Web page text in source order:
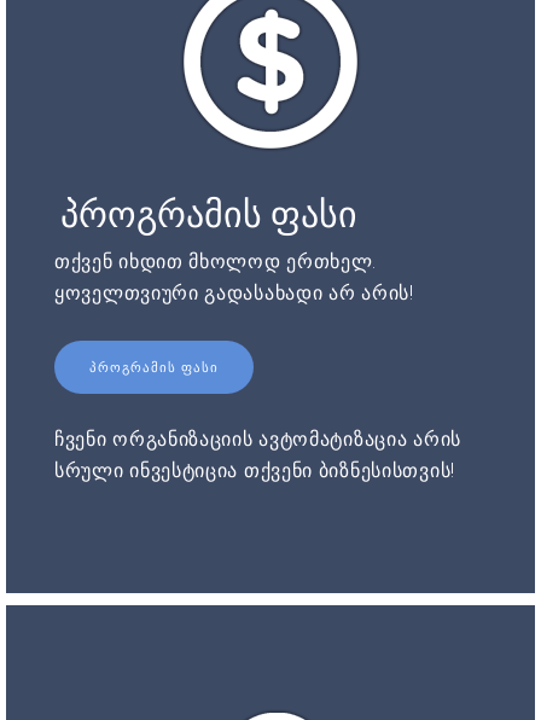
პროგრამის ფასი
თქვენ იხდით მხოლოდ ერთხელ.
ყოველთვიური გადასახადი არ არის!
ᲞᲠᲝᲒᲠᲐᲛᲘᲡ ᲤᲐᲡᲘ
ჩვენი ორგანიზაციის ავტომატიზაცია არის
სრული ინვესტიცია თქვენი ბიზნესისთვის!